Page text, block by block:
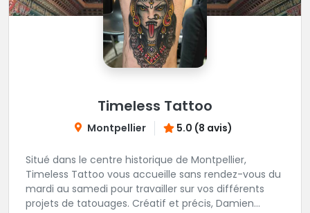
Timeless Tattoo
Montpellier 5.0 (8 avis)
Situé dans le centre historique de Montpellier,
Timeless Tattoo vous accueille sans rendez-vous du
mardi au samedi pour travailler sur vos différents
projets de tatouages. Créatif et précis, Damien